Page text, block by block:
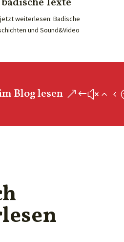
weiterlesen: Badische
und Sound&Video
Blog lesen